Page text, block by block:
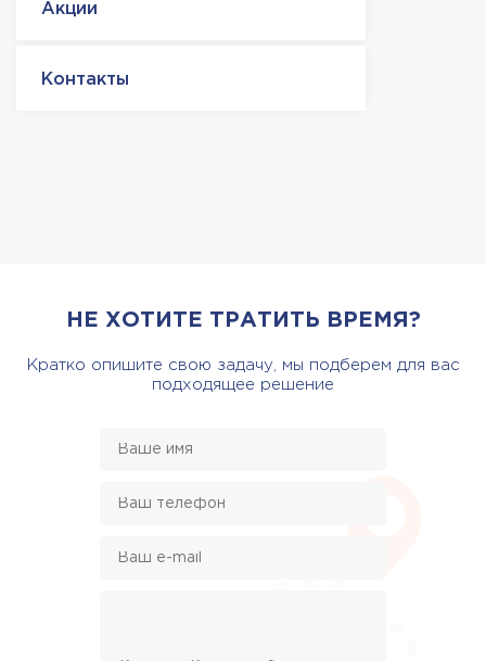
Акции
Контакты
НЕ ХОТИТЕ ТРАТИТЬ ВРЕМЯ?
Кратко опишите свою задачу, мы подберем для вас
подходящее решение